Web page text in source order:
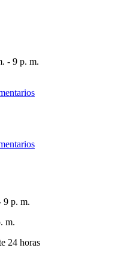
- 9 p. m.
9 p. m.
m.
24 horas